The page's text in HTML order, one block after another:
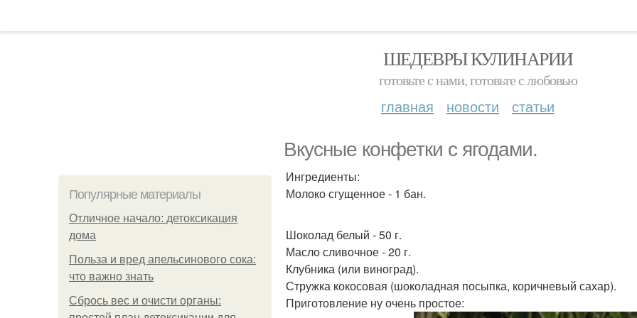
ШЕДЕВРЫ КУЛИНАРИИ
готовьте с нами, готовьте с любовью
главная новости статьи
Вкусные конфетки с ягодами.
Популярные материалы
Отличное начало: детоксикация
дома
Польза и вред апельсинового сока:
что важно знать
Сбрось вес и очисти органы:
Ингредиенты:
Молоко сгущенное - 1 бан.
Шоколад белый - 50 г.
Масло сливочное - 20 г.
Клубника (или виноград).
Стружка кокосовая (шоколадная посыпка, коричневый сахар).
Приготовление ну очень простое: